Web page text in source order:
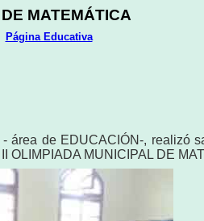
MATEMÁTICA
Página Educativa
de EDUCACIÓN-, realizó
OLIMPIADA MUNICIPAL DE